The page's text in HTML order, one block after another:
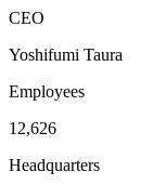
CEO
Yoshifumi Taura
Employees
12,626
Headquarters